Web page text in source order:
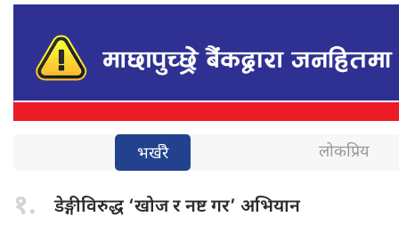
भर्खरै लोकप्रिय
१. डेङ्गीविरुद्ध ‘खोजर नष्ट गर’ अभियान